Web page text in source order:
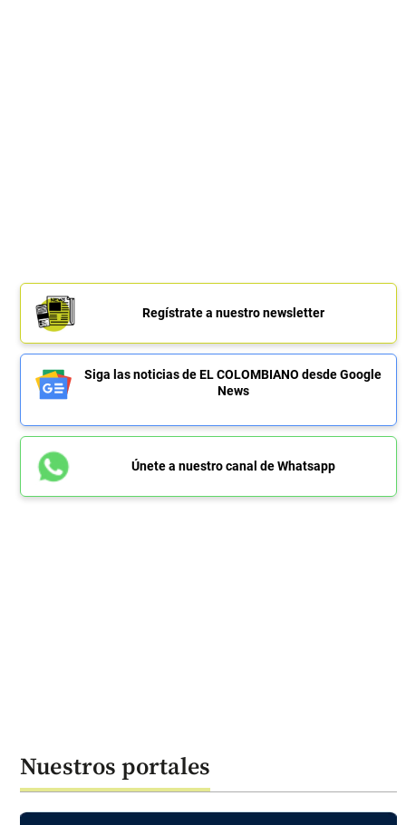
Regístrate a nuestro newsletter
Siga las noticias de EL COLOMBIANO desde Google
News
Únete a nuestro canal de Whatsapp
Nuestros portales